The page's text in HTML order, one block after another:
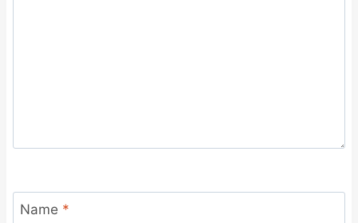
Name *